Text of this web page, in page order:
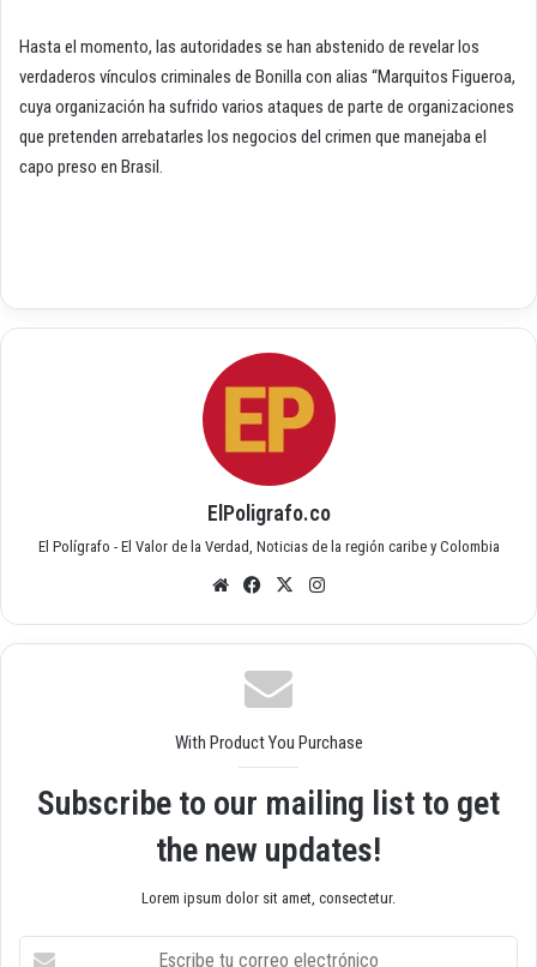
Hasta el momento, las autoridades se han abstenido de revelar los
verdaderos vínculos criminales de Bonilla con alias “Marquitos Figueroa,
cuya organización ha sufrido varios ataques de parte de organizaciones
que pretenden arrebatarles los negocios del crimen que manejaba el
capo preso en Brasil.
ElPoligrafo.co
El Polígrafo - El Valor de la Verdad, Noticias de la región caribe y Colombia
Siti
we
b
Fac
ok
X
am
With Product You Purchase
Subscribe to our mailing list to get
the new updates!
Lorem ipsum dolor sit amet, consectetur.